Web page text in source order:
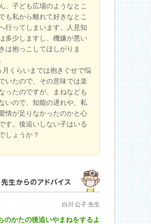
、子ども広場のようなとこ
も私から離れて好きなとこ
行ってしまいます。人見知
多少しますし、機嫌が悪い
は抱っこしてほしがりま
月くらいまでは抱きぐせで悩
いたので、その意味では楽
ったのですが、まねなども
いので、知能の遅れや、私
情が足りなかったのかと心
す。後追いしない子はいる
しょうか？
からのアドバイス白川 公子 先生
のかたの後追いやまねをするよ